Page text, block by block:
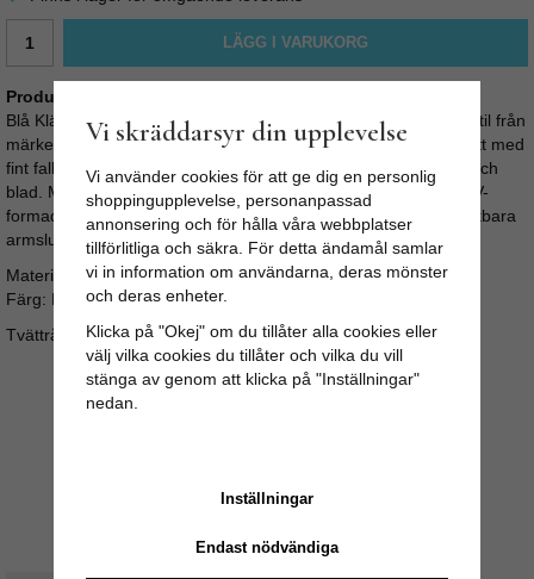
LÄGG I VARUKORG
Produktbeskrivning:
Blå Klänning Alberta, är en klassisk retroklänninng i 1940-tals stil från
märket Collectif i London. Denna klänning har ett klassisk siluett med
fint fall och bälte i midjan. Vackert mönstrat tyg med blommor och
blad. Marinblå knappar fram. Kjolen slutar strax under knäna. V-
formad urringning med sjömanskrage och långa ärmar med vikbara
armslut.
Material: 100% viskos
Färg: Blå med blommönster
Tvättråd: Kan tvättas i maskin på 30°
Vi skräddarsyr din upplevelse
Vi använder cookies för att ge dig en personlig
shoppingupplevelse, personanpassad
annonsering och för hålla våra webbplatser
tillförlitliga och säkra. För detta ändamål samlar
vi in information om användarna, deras mönster
och deras enheter.
Klicka på "Okej" om du tillåter alla cookies eller
välj vilka cookies du tillåter och vilka du vill
stänga av genom att klicka på "Inställningar"
nedan.
Inställningar
Endast nödvändiga